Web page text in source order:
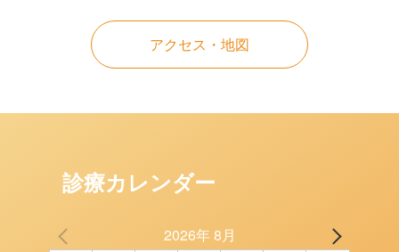
アクセス・地図
診療カレンダー
2026年 8月